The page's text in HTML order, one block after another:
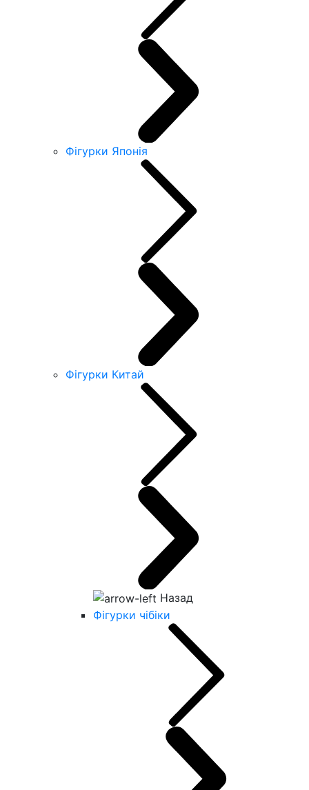
Фігурки Японія
Фігурки Китай
Назад
Фігурки чібіки